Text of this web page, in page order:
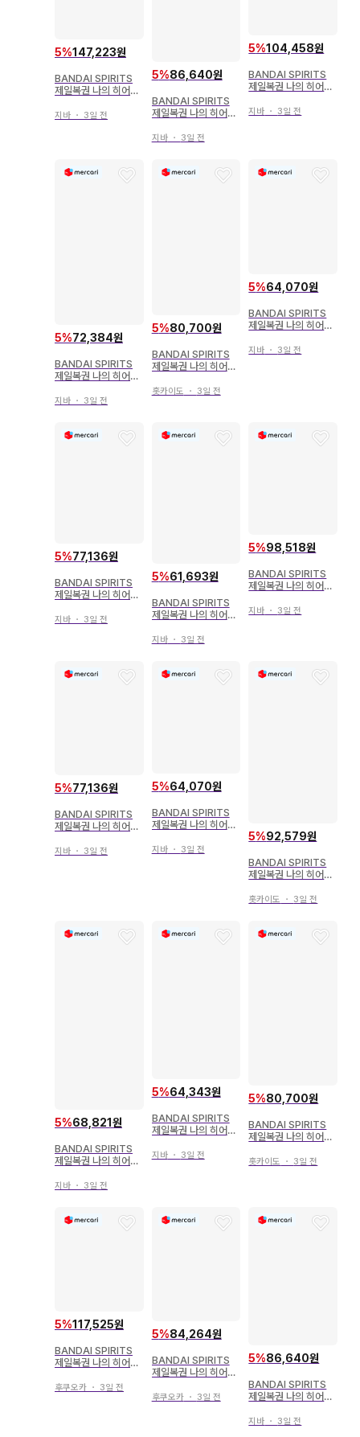
5%147,223원
BANDAI SPIRITS
제일복권 나의 히어로
엔데버 피규어
지바 ・ 3일 전
5%86,640원
BANDAI SPIRITS
제일복권 나의 히어로
엔데버 figure
지바・ 3일 전
5%104,458원
BANDAI SPIRITS
제일복권 나의 히어로
ture D상 팻 개무 피
지바 ・ 3일 전
5%72,384원
BANDAI SPIRITS
제일복권 나의 히어로
y B상 바쿠고 카츠키
지바 ・ 3일 전
5%80,700원
BANDAI SPIRITS
제일복권 나의 히어로
y B상 바쿠고 카츠키
홋카이도 ・ 3일 전
5%64,070원
BANDAI SPIRITS
제일복권 나의 히어로
태 B상 레이디 나강 M
지바 ・ 3일 전
5%77,136원
BANDAI SPIRITS
제일복권 나의 히어로
S VILLAINS F상 시
지바 ・ 3일 전
5%61,693원
BANDAI SPIRITS
제일복권 나의 히어로
MPACT D상 토도로
지바・ 3일 전
5%98,518원
BANDAI SPIRITS
제일복권 나의 히어로
태 A상 미도리야 이즈
지바 ・ 3일 전
5%77,136원
BANDAI SPIRITS
제일복권 나의 히어로
again A상 미도리야
지바 ・ 3일 전
5%64,070원
BANDAI SPIRITS
제일복권 나의 히어로
토코야미 후미카케 피
지바・ 3일 전
5%92,579원
BANDAI SPIRITS
제일복권 나의 히어로
y C상 토도로키 쇼토
홋카이도 ・ 3일 전
5%68,821원
BANDAI SPIRITS
제일복권 나의 히어로
again C상 모노마 네
지바 ・ 3일 전
5%64,343원
BANDAI SPIRITS
제일복권 나의 히어로
NEXT D상 안나 쉘비
지바・ 3일 전
5%80,700원
BANDAI SPIRITS
제일복권 나의 히어로
y 라스트 원상 미도리
홋카이도 ・ 3일 전
5%117,525원
BANDAI SPIRITS
제일복권 나의 히어로
세월 A상 미도리야 이
후쿠오카 ・ 3일 전
5%84,264원
BANDAI SPIRITS
제일복권 나의 히어로
태 라스트 원상 스타
후쿠오카・ 3일 전
5%86,640원
BANDAI SPIRITS
제일복권 나의 히어로
마음 E상 올 포 원 MA
지바 ・ 3일 전